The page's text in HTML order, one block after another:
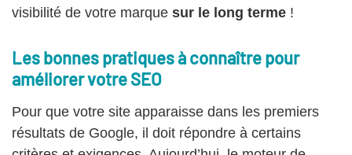
visibilité de votre marque sur le long terme !
Les bonnes pratiques à connaître pour
améliorer votre SEO
Pour que votre site apparaisse dans les premiers
résultats de Google, il doit répondre à certains